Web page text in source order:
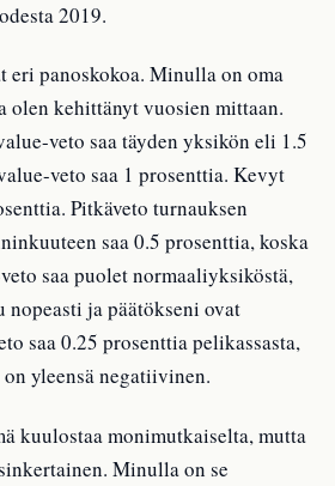
2019.
panoskokoa. Minulla on oma
olen kehittänyt vuosien mittaan.
veto saa täyden yksikön eli 1.5
veto saa 1 prosenttia. Kevyt
Pitkäveto turnauksen
saa 0.5 prosenttia, koska
saa puolet normaaliyksiköstä,
nopeasti ja päätökseni ovat
saa 0.25 prosenttia pelikassasta,
yleensä negatiivinen.
kuulostaa monimutkaiselta, mutta
Minulla on se